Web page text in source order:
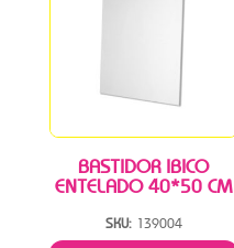
BASTIDOR IBICO
ENTELADO 40*50 CM
SKU: 139004